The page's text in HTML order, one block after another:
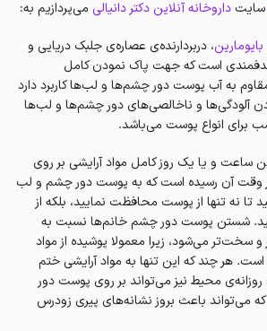
سایتداروخانه آنلاین دکتر دانیالی می‌پردازیم به:
بایومارین، دربردارنده‌ی عصاره‌ی جلبک‌ دریایی و
هدفمندی است که جهت پاک نمودن کامل
به آب پوست دور چشم‌ها و لب‌ها کاربرد دارد
آلودگی‌ها و ناخالصی‌های دور چشم‌ها و لب‌‌ها
برای انواع پوست می‌باشد.
ساعت و یا یک روز کامل مواد آرایشی بر روی
وقت آن رسیده است که به پوست دور چشم و لب
تا نه تنها از پوست محافظت نمایید، بلکه از
شستن پوست دور چشم خانم‌ها نسبت به
و سخت‌تر ‌می‌شود، زیرا معمولا پوشیده از مواد
هر چند که این تنها به مواد آرایشی ختم
محیط نیز می‌تواند بر روی پوست دور
می‌تواند باعث‌ بروز نشانه‌های پیری زودرس